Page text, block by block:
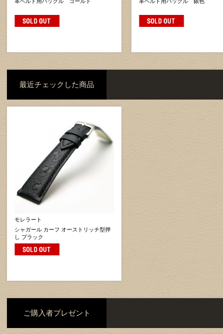
最近チェックした商品
モレラート
シャガール カーフ オーストリッチ型押
し ブラック
ご購入者プレゼント